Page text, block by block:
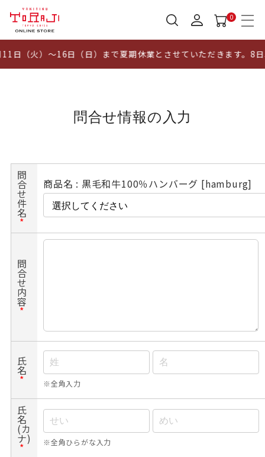
0
日（火）～16日（日）まで夏期休業とさせていただきます。8
問合せ情報の入力
問
合
せ
件
名
*
商品名 : 黒毛和牛100％ハンバーグ [hamburg]
問
合
せ
内
容
*
氏
名
* ※全角入力
氏
名
(カ
ナ)
* ※全角ひらがな入力